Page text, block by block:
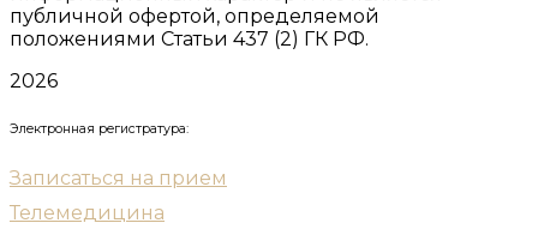
публичной офертой, определяемой
положениями Статьи 437 (2) ГК РФ.
2026
Электронная регистратура:
Записаться на прием
Телемедицина